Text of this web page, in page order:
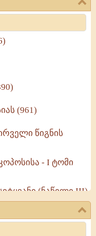
(961)
წიგნის
- I ტომი
(ნაწილი III)
რჩევები